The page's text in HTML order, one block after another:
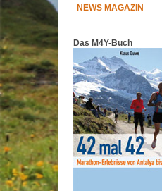
NEWS MAGAZIN
Das M4Y-Buch